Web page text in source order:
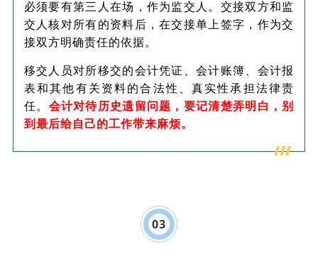
必须要有第三人在场，作为监交人。交接双方和监
交人核对所有的资料后，在交接单上签字，作为交
接双方明确责任的依据。
移交人员对所移交的会计凭证、会计账簿、会计报
表和其他有关资料的合法性、真实性承担法律责
任。 会计对待历史遗留问题，要记清楚弄明白，别
到最后给自己的工作带来麻烦。
03